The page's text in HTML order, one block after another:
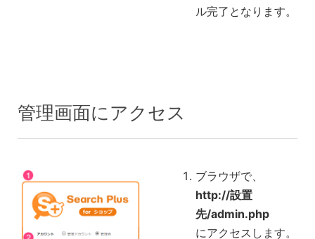
ル完了となります。
管理画面にアクセス
ブラウザで、
http://設置
先/admin.php
にアクセスします。